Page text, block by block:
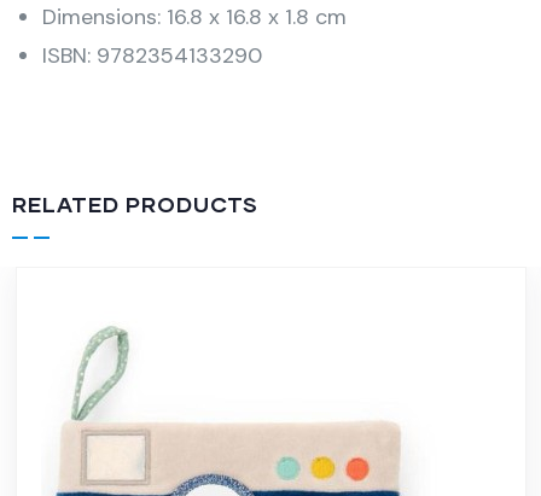
Dimensions: 16.8 x 16.8 x 1.8 cm
ISBN: 9782354133290
RELATED PRODUCTS